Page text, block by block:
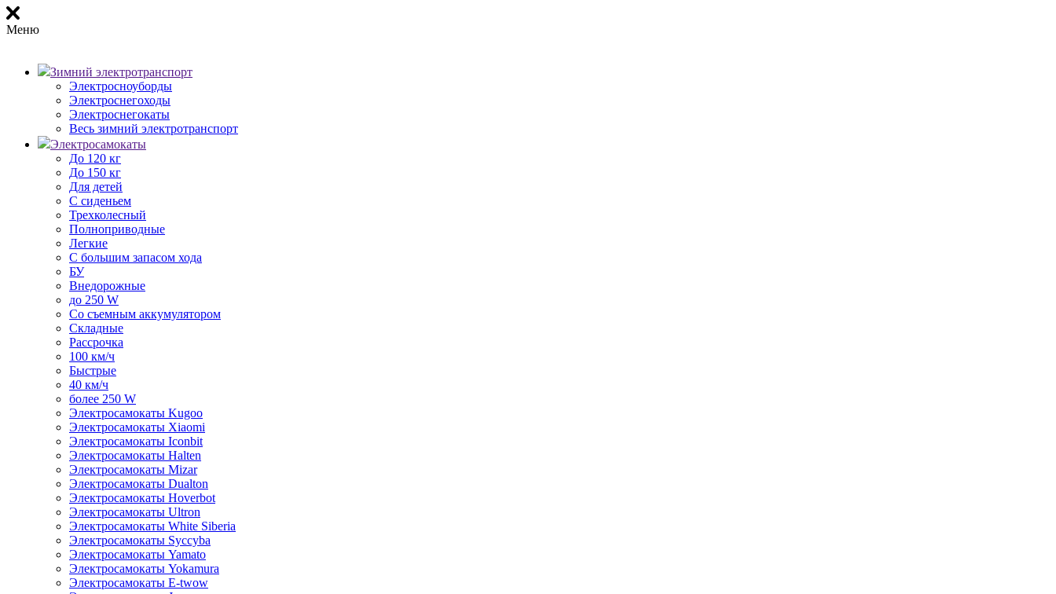
Меню
Зимний электротранспорт
Электросноуборды
Электроснегоходы
Электроснегокаты
Весь зимний электротранспорт
Электросамокаты
До 120 кг
До 150 кг
Для детей
С сиденьем
Трехколесный
Полноприводные
Легкие
С большим запасом хода
БУ
Внедорожные
до 250 W
Со съемным аккумулятором
Складные
Рассрочка
100 км/ч
Быстрые
40 км/ч
более 250 W
Электросамокаты Kugoo
Электросамокаты Xiaomi
Электросамокаты Iconbit
Электросамокаты Halten
Электросамокаты Mizar
Электросамокаты Dualton
Электросамокаты Hoverbot
Электросамокаты Ultron
Электросамокаты White Siberia
Электросамокаты Syccyba
Электросамокаты Yamato
Электросамокаты Yokamura
Электросамокаты E-twow